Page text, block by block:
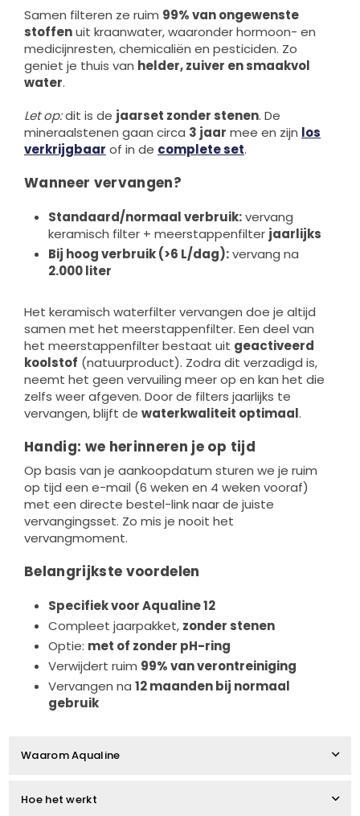
Samen filteren ze ruim 99% van ongewenste
stoffenuit kraanwater, waaronder hormoon- en
medicijnresten, chemicaliën en pesticiden. Zo
geniet je thuis van helder, zuiver en smaakvol
water.
Let op:dit is de jaarset zonder stenen. De
mineraalstenen gaan circa 3 jaar mee en zijn los
verkrijgbaar of in de complete set.
Wanneer vervangen?
Standaard/normaal verbruik:vervang
keramisch filter + meerstappenfilter jaarlijks
Bij hoog verbruik (>6 L/dag):vervang na
2.000 liter
Het keramisch waterfilter vervangen doe je altijd
samen met het meerstappenfilter. Een deel van
het meerstappenfilter bestaat uit geactiveerd
koolstof (natuurproduct). Zodra dit verzadigd is,
neemt het geen vervuiling meer op en kan het die
zelfs weer afgeven. Door de filters jaarlijks te
vervangen, blijft de waterkwaliteit optimaal.
Handig: we herinneren je op tijd
Op basis van je aankoopdatum sturen we je ruim
op tijd een e-mail (6 weken en 4 weken vooraf)
met een directe bestel-link naar de juiste
vervangingsset. Zo mis je nooit het
vervangmoment.
Belangrijkste voordelen
Specifiek voor Aqualine 12
Compleet jaarpakket, zonder stenen
Optie: met of zonder pH-ring
Verwijdert ruim 99% van verontreiniging
Vervangen na 12 maanden bij normaal
gebruik
Waarom Aqualine
Hoe het werkt